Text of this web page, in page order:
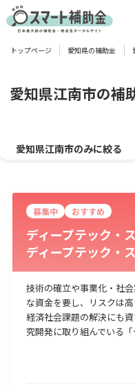
対象
物流・運輸業 製造業
建設･不動産業
サービ
宿泊･旅館業
その他
使い道
トップページ 愛知県の補助金
愛知県江南市の補
愛知県江南市のみに絞る
募集中 おすすめ
ディープテック・
ディープテック・
技術の確立や事業化・社
な資金を要し、リスクは
経済社会課題の解決にも
究開発に取り組んでいる「